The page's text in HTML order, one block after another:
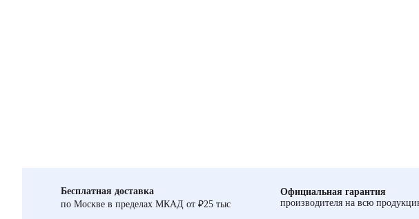
Бесплатная доставка
по Москве в пределах МКАД от ₽25 тыс
Официальная гарантия
производителя на всю